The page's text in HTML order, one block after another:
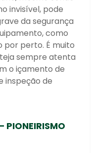
invisível, pode
da segurança
como
por perto. É muito
sempre atenta
o içamento de
inspeção de
PIONEIRISMO